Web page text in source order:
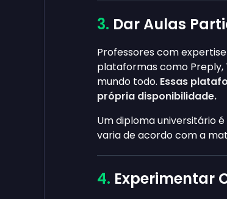
Dar Aulas
Professores com
plataformas como Preply,
mundo todo. Essas
própria disponibilidade.
Um diploma universitário
varia de acordo com a
Experimentar